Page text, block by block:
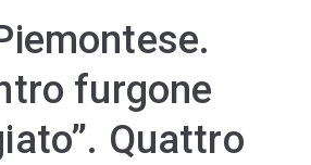
furgone
Quattro